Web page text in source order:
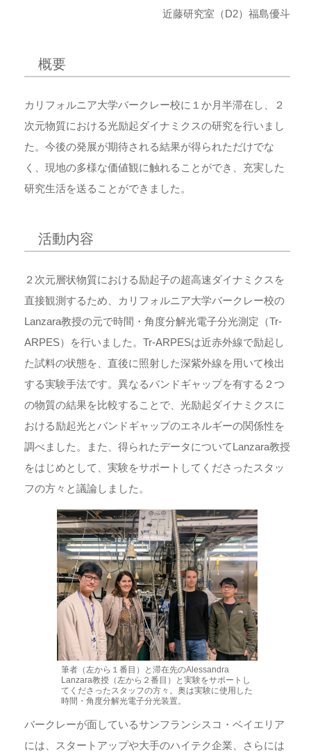
近藤研究室（D2）福島優斗
概要
カリフォルニア大学バークレー校に１か月半滞在し、２
次元物質における光励起ダイナミクスの研究を行いまし
た。今後の発展が期待される結果が得られただけでな
く、現地の多様な価値観に触れることができ、充実した
研究生活を送ることができました。
活動内容
２次元層状物質における励起子の超高速ダイナミクスを
直接観測するため、カリフォルニア大学バークレー校の
Lanzara教授の元で時間・角度分解光電子分光測定（Tr-
ARPES）を行いました。Tr-ARPESは近赤外線で励起し
た試料の状態を、直後に照射した深紫外線を用いて検出
する実験手法です。異なるバンドギャップを有する２つ
の物質の結果を比較することで、光励起ダイナミクスに
おける励起光とバンドギャップのエネルギーの関係性を
調べました。また、得られたデータについてLanzara教授
をはじめとして、実験をサポートしてくださったスタッ
フの方々と議論しました。
筆者（左から１番目）と滞在先のAlessandra
Lanzara教授（左から２番目）と実験をサポートし
てくださったスタッフの方々。奥は実験に使用した
時間・角度分解光電子分光装置。
バークレーが面しているサンフランシスコ・ベイエリア
には、スタートアップや大手のハイテク企業、さらには